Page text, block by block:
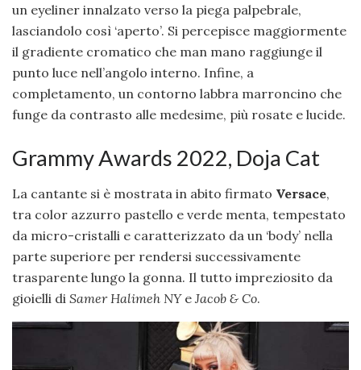
un eyeliner innalzato verso la piega palpebrale,
lasciandolo così ‘aperto’. Si percepisce maggiormente
il gradiente cromatico che man mano raggiunge il
punto luce nell’angolo interno. Infine, a
completamento, un contorno labbra marroncino che
funge da contrasto alle medesime, più rosate e lucide.
Grammy Awards 2022, Doja Cat
La cantante si è mostrata in abito firmato Versace,
tra color azzurro pastello e verde menta, tempestato
da micro-cristalli e caratterizzato da un ‘body’ nella
parte superiore per rendersi successivamente
trasparente lungo la gonna. Il tutto impreziosito da
gioielli di Samer Halimeh NYe Jacob & Co.